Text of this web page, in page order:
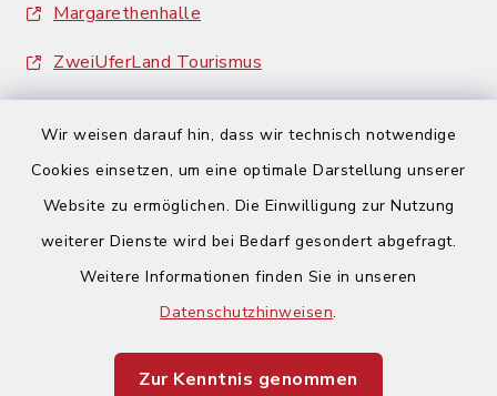
Wir weisen darauf hin, dass wir technisch notwendige
Cookies einsetzen, um eine optimale Darstellung unserer
Website zu ermöglichen. Die Einwilligung zur Nutzung
weiterer Dienste wird bei Bedarf gesondert abgefragt.
Weitere Informationen finden Sie in unseren
Datenschutzhinweisen.
Zur Kenntnis genommen
Margarethenhalle
ZweiUferLand Tourismus
Barrierefreiheit